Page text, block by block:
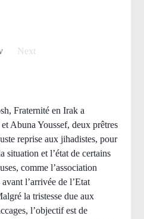
Next
Fraternité en Irak a
Abuna Youssef, deux prêtres
reprise aux jihadistes, pour
et l’état de certains
comme l’association
l’arrivée de l’Etat
la tristesse due aux
l’objectif est de